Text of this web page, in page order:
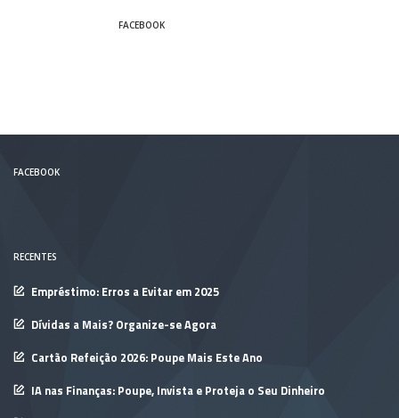
FACEBOOK
FACEBOOK
RECENTES
Empréstimo: Erros a Evitar em 2025
Dívidas a Mais? Organize-se Agora
Cartão Refeição 2026: Poupe Mais Este Ano
IA nas Finanças: Poupe, Invista e Proteja o Seu Dinheiro